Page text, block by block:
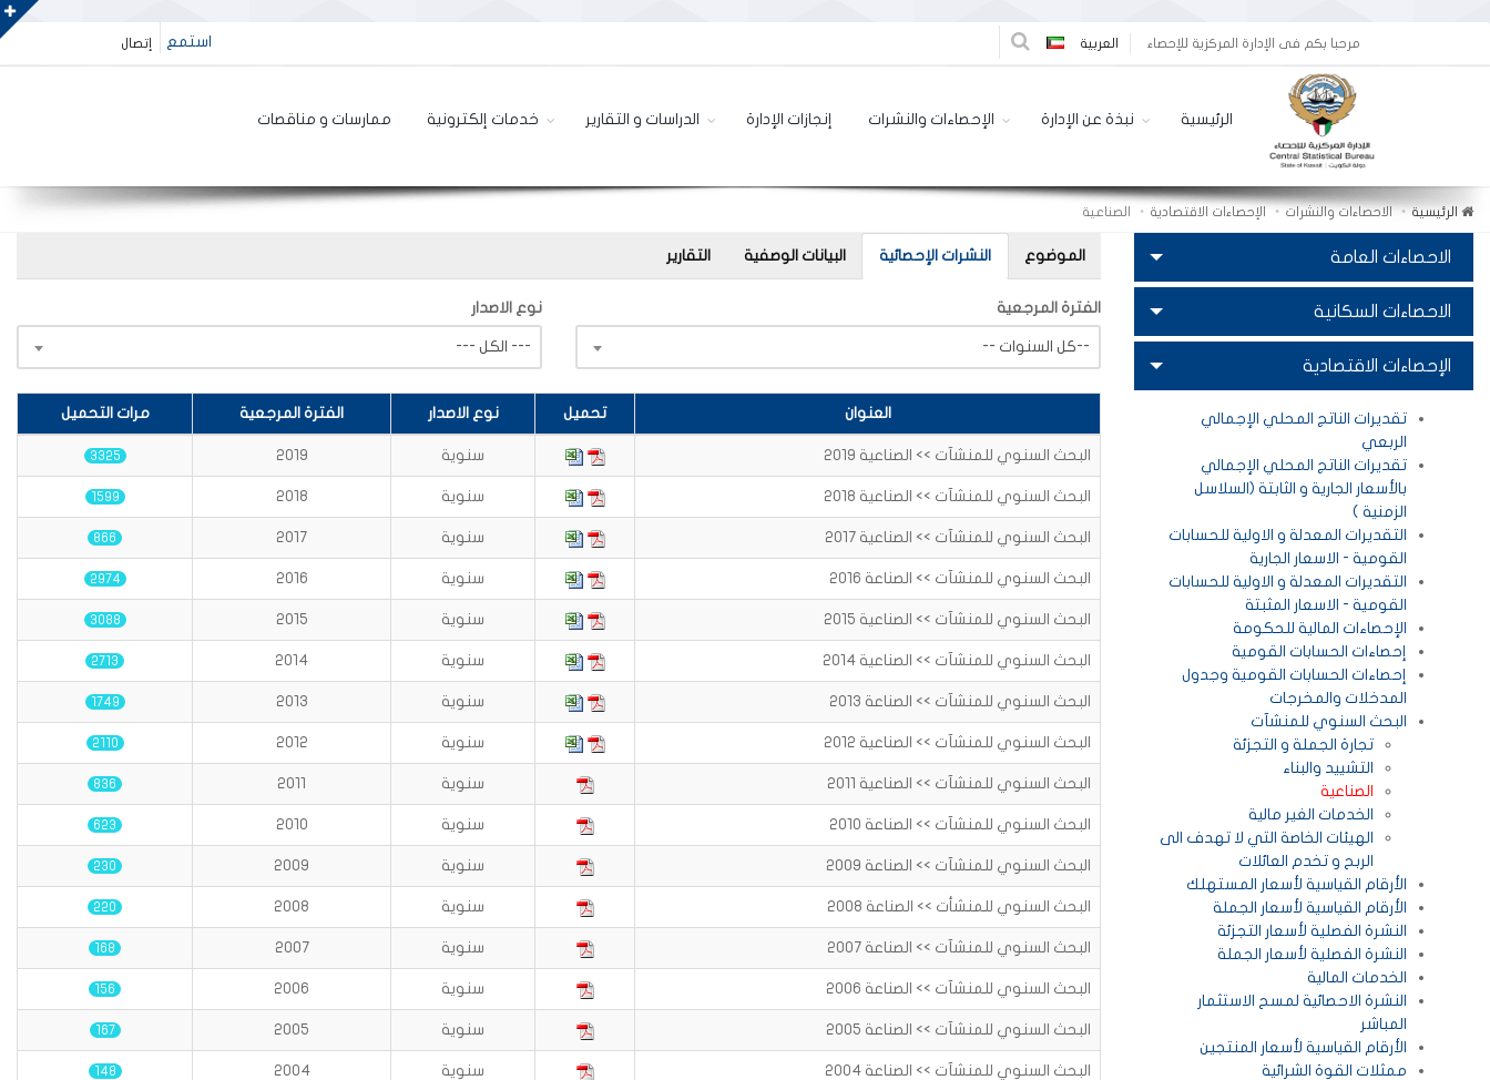
مرحبا بكم فى الإدارة المركزية للإحصاء العربية إتصال استمع
الرئيسية نبذة عن الإدارة الإحصاءات والنشرات إنجازات الإدارة الدراسات و التقارير خدمات إلكترونية ممارسات و مناقصات
الرئيسية الاحصاءات والنشرات الإحصاءات الاقتصادية الصناعية
الاحصاءات العامة
الاحصاءات السكانية
الإحصاءات الاقتصادية
تقديرات الناتج المحلي الإجمالي
الربعي
تقديرات الناتج المحلي الإجمالي
بالأسعار الجارية و الثابتة (السلاسل
الزمنية )
التقديرات المعدلة و الاولية للحسابات
القومية - الاسعار الجارية
التقديرات المعدلة و الاولية للحسابات
القومية - الاسعار المثبتة
الإحصاءات المالية للحكومة
إحصاءات الحسابات القومية
إحصاءات الحسابات القومية وجدول
المدخلات والمخرجات
البحث السنوي للمنشآت
تجارة الجملة و التجزئة
التشييد والبناء
الصناعية
الخدمات الغير مالية
الهيئات الخاصة التي لا تهدف الى
الربح و تخدم العائلات
الأرقام القياسية لأسعار المستهلك
الأرقام القياسية لأسعار الجملة
النشرة الفصلية لأسعار التجزئة
النشرة الفصلية لأسعار الجملة
الخدمات المالية
النشرة الاحصائية لمسح الاستثمار
المباشر
الأرقام القياسية لأسعار المنتجين
ممثلات القوة الشرائية
الموضوع النشرات الإحصائية البيانات الوصفية التقارير
الفترة المرجعية
-- كل السنوات--
نوع الاصدار
--- الكل ---
العنوان تحميل نوع الاصدار الفترة المرجعية مرات التحميل
البحث السنوي للمنشآت >> الصناعية 2019 سنوية 2019
3325
البحث السنوي للمنشآت >> الصناعية 2018 سنوية 2018
1599
البحث السنوي للمنشآت >> الصناعية 2017 سنوية 2017
866
البحث السنوي للمنشآت >> الصناعة 2016 سنوية 2016
2974
البحث السنوي للمنشآت >> الصناعية 2015 سنوية 2015
3088
البحث السنوي للمنشآت >> الصناعية 2014 سنوية 2014
2713
البحث السنوي للمنشآت >> الصناعة 2013 سنوية 2013
1749
البحث السنوي للمنشآت >> الصناعية 2012 سنوية 2012
2110
البحث السنوي للمنشآت >> الصناعية 2011 سنوية 2011
836
البحث السنوي للمنشآت >> الصناعة 2010 سنوية 2010
623
البحث السنوي للمنشآت >> الصناعة 2009 سنوية 2009
230
البحث السنوي للمنشأت >> الصناعة 2008 سنوية 2008
220
البحث السنوي للمنشآت >> الصناعة 2007 سنوية 2007
168
البحث السنوي للمنشآت >> الصناعة 2006 سنوية 2006
156
البحث السنوي للمنشآت >> الصناعة 2005 سنوية 2005
167
البحث السنوي للمنشآت >> الصناعة 2004 سنوية 2004
148